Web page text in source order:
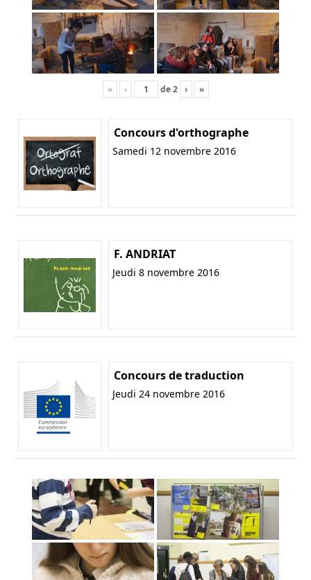
« ‹ de2 › »
Concours d'orthographe
Samedi 12 novembre 2016
F. ANDRIAT
Jeudi 8 novembre 2016
Concours de traduction
Jeudi 24 novembre 2016